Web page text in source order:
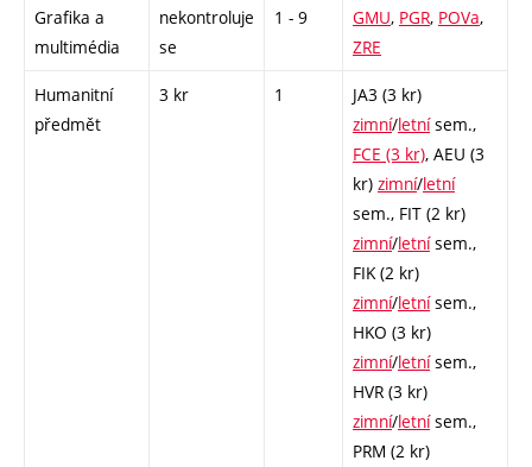
Grafika a
multimédia
nekontroluje
se
1 - 9 GMU, PGR, POVa,
ZRE
Humanitní
předmět
3 kr 1
JA3 (3 kr)
zimní/letnísem.,
FCE (3 kr), AEU (3
kr) zimní/letní
sem., FIT (2 kr)
zimní/letnísem.,
FIK (2 kr)
zimní/letnísem.,
HKO (3 kr)
zimní/letnísem.,
HVR (3 kr)
zimní/letnísem.,
PRM (2 kr)